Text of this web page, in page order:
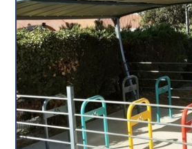
Découvrir